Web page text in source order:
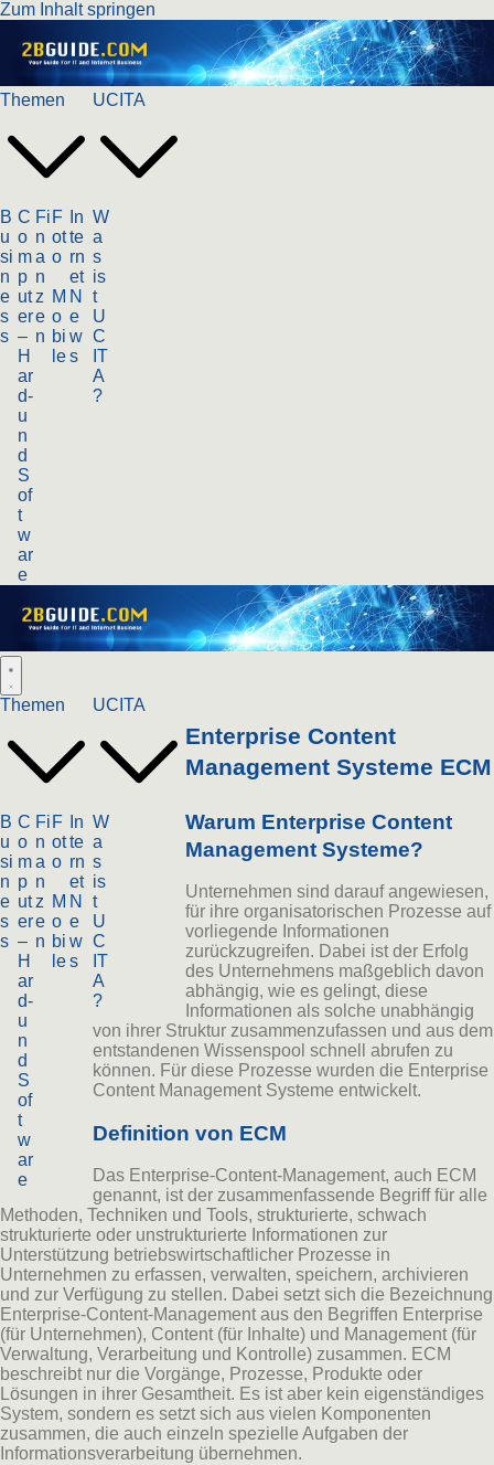
Zum Inhalt springen
Themen
B
u
si
n
e
s
s
C
o
m
p
ut
er
–
H
ar
d-
u
n
d
S
of
t
w
ar
e
Fi
n
a
n
z
e
n
F
ot
o
In
te
rn
et
M
o
bi
le
N
e
w
s
UCITA
W
a
s
is
t
U
C
IT
A
?
Themen
B
u
si
n
e
s
s
C
o
m
p
ut
er
–
H
ar
d-
u
n
d
S
of
t
w
ar
e
Fi
n
a
n
z
e
n
F
ot
o
In
te
rn
et
M
o
bi
le
N
e
w
s
UCITA
W
a
s
is
t
U
C
IT
A
?
Enterprise Content
Management Systeme ECM
Warum Enterprise Content
Management Systeme?
Unternehmen sind darauf angewiesen,
für ihre organisatorischen Prozesse auf
vorliegende Informationen
zurückzugreifen. Dabei ist der Erfolg
des Unternehmens maßgeblich davon
abhängig, wie es gelingt, diese
Informationen als solche unabhängig
von ihrer Struktur zusammenzufassen und aus dem
entstandenen Wissenspool schnell abrufen zu
können. Für diese Prozesse wurden die Enterprise
Content Management Systeme entwickelt.
Definition von ECM
Das Enterprise-Content-Management, auch ECM
genannt, ist der zusammenfassende Begriff für alle
Methoden, Techniken und Tools, strukturierte, schwach
strukturierte oder unstrukturierte Informationen zur
Unterstützung betriebswirtschaftlicher Prozesse in
Unternehmen zu erfassen, verwalten, speichern, archivieren
und zur Verfügung zu stellen. Dabei setzt sich die Bezeichnung
Enterprise-Content-Management aus den Begriffen Enterprise
(für Unternehmen), Content (für Inhalte) und Management (für
Verwaltung, Verarbeitung und Kontrolle) zusammen. ECM
beschreibt nur die Vorgänge, Prozesse, Produkte oder
Lösungen in ihrer Gesamtheit. Es ist aber kein eigenständiges
System, sondern es setzt sich aus vielen Komponenten
zusammen, die auch einzeln spezielle Aufgaben der
Informationsverarbeitung übernehmen.